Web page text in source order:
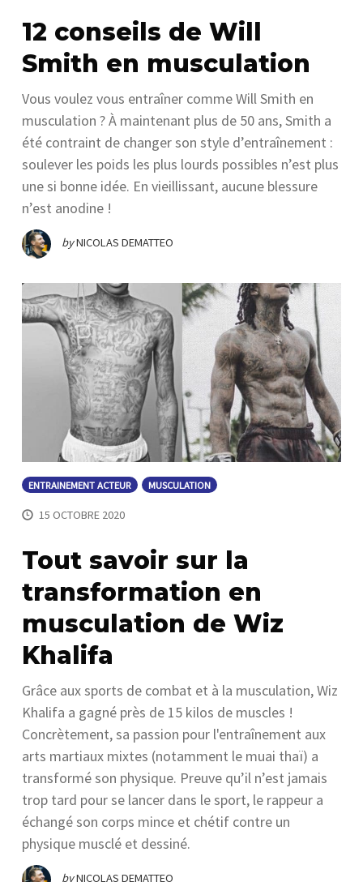
12 conseils de Will
Smith en musculation
Vous voulez vous entraîner comme Will Smith en
musculation ? À maintenant plus de 50 ans, Smith a
été contraint de changer son style d’entraînement :
soulever les poids les plus lourds possibles n’est plus
une si bonne idée. En vieillissant, aucune blessure
n’est anodine !
byNICOLAS DEMATTEO
ENTRAINEMENT ACTEUR MUSCULATION
15 OCTOBRE 2020
Tout savoir sur la
transformation en
musculation de Wiz
Khalifa
Grâce aux sports de combat et à la musculation, Wiz
Khalifa a gagné près de 15 kilos de muscles !
Concrètement, sa passion pour l'entraînement aux
arts martiaux mixtes (notamment le muai thaï) a
transformé son physique. Preuve qu’il n’est jamais
trop tard pour se lancer dans le sport, le rappeur a
échangé son corps mince et chétif contre un
physique musclé et dessiné.
byNICOLAS DEMATTEO